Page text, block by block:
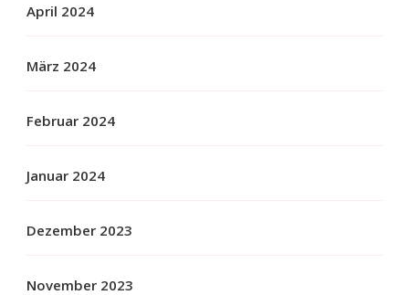
April 2024
März 2024
Februar 2024
Januar 2024
Dezember 2023
November 2023